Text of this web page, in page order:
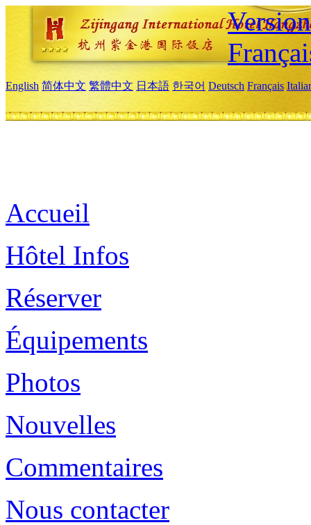
English 简体中文 繁體中文 日本語 한국어 Deutsch Français
Accueil
Hôtel Infos
Réserver
Équipements
Photos
Nouvelles
Commentaires
Nous contacter